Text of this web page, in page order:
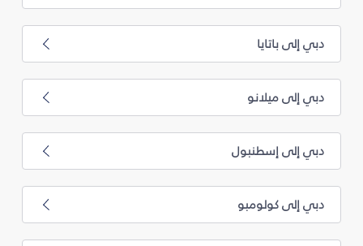
دبي إلى باتايا
دبي إلى ميلانو
دبي إلى إسطنبول
دبي إلى كولومبو